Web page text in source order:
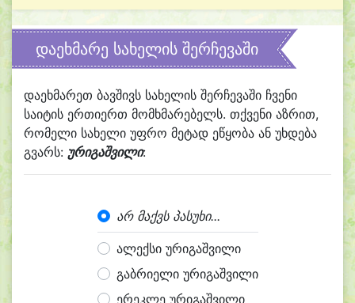
დაეხმარე სახელის შერჩევაში
დაეხმარეთ ბავშივს სახელის შერჩევაში ჩვენი
საიტის ერთიერთ მომხმარებელს. თქვენი აზრით,
რომელი სახელი უფრო მეტად ეწყობა ან უხდება
გვარს: ურიგაშვილი:
არ მაქვს პასუხი...
ალექსი ურიგაშვილი
გაბრიელი ურიგაშვილი
ერეკლე ურიგაშვილი